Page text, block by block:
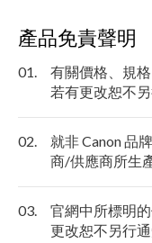
產品免責聲明
01.
有關價格、規
若有更改恕不另
02.
就非 Canon 品
商/供應商所生
03.
官網中所標明
更改恕不另行通